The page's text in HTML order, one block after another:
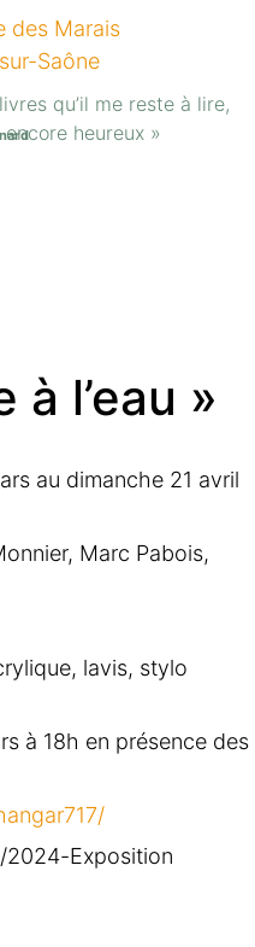
qu’il me reste à lire,
encore heureux »
l’eau »
au dimanche 21 avril
Marc Pabois,
lavis, stylo
à 18h en présence des
2024-Exposition